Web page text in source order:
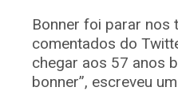
Bonner foi parar nos
comentados do
chegar aos 57 anos
bonner”, escreveu